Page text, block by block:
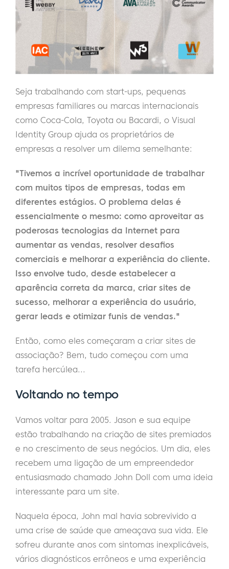
Seja trabalhando com start-ups, pequenas
empresas familiares ou marcas internacionais
como Coca-Cola, Toyota ou Bacardi, o Visual
Identity Group ajuda os proprietários de
empresas a resolver um dilema semelhante:
"Tivemos a incrível oportunidade de trabalhar
com muitos tipos de empresas, todas em
diferentes estágios. O problema delas é
essencialmente o mesmo: como aproveitar as
poderosas tecnologias da Internet para
aumentar as vendas, resolver desafios
comerciais e melhorar a experiência do cliente.
Isso envolve tudo, desde estabelecer a
aparência correta da marca, criar sites de
sucesso, melhorar a experiência do usuário,
gerar leads e otimizar funis de vendas."
Então, como eles começaram a criar sites de
associação? Bem, tudo começou com uma
tarefa hercúlea...
Voltando no tempo
Vamos voltar para 2005. Jason e sua equipe
estão trabalhando na criação de sites premiados
e no crescimento de seus negócios. Um dia, eles
recebem uma ligação de um empreendedor
entusiasmado chamado John Doll com uma ideia
interessante para um site.
Naquela época, John mal havia sobrevivido a
uma crise de saúde que ameaçava sua vida. Ele
sofreu durante anos com sintomas inexplicáveis,
vários diagnósticos errôneos e uma experiência